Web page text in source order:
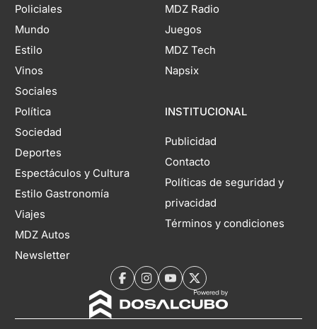
Policiales
Mundo
Estilo
Vinos
Sociales
Política
Sociedad
Deportes
Espectáculos y Cultura
Estilo Gastronomía
Viajes
MDZ Autos
Newsletter
MDZ Radio
Juegos
MDZ Tech
Napsix
INSTITUCIONAL
Publicidad
Contacto
Políticas de seguridad y
privacidad
Términos y condiciones